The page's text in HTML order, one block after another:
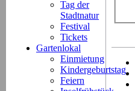
Tag der
Stadtnatur
Festival
Tickets
Gartenlokal
Einmietung
Kindergeburtstag
Feiern